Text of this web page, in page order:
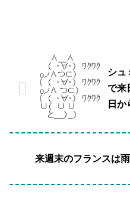
シュ
で来
日か
来週末のフランスは